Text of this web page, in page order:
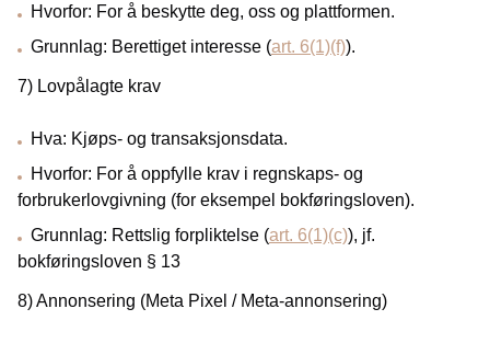
Hvorfor: For å beskytte deg, oss og plattformen.
Grunnlag: Berettiget interesse (art. 6(1)(f)).
7) Lovpålagte krav
Hva: Kjøps- og transaksjonsdata.
Hvorfor: For å oppfylle krav i regnskaps- og
forbrukerlovgivning (for eksempel bokføringsloven).
Grunnlag: Rettslig forpliktelse (art. 6(1)(c)), jf.
bokføringsloven § 13
8) Annonsering (Meta Pixel / Meta-annonsering)